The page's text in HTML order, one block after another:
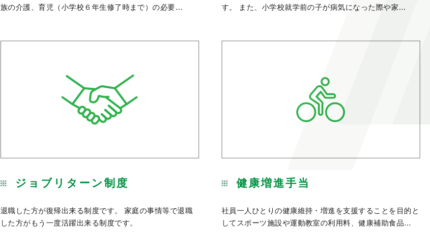
族の介護、育児（小学校６年生修了時まで）の必要…
す。 また、小学校就学前の子が病気になった際や家…
ジョブリターン制度
退職した方が復帰出来る制度です。 家庭の事情等で退職
した方がもう一度活躍出来る制度です。
健康増進手当
社員一人ひとりの健康維持・増進を支援することを目的と
してスポーツ施設や運動教室の利用料、健康補助食品…